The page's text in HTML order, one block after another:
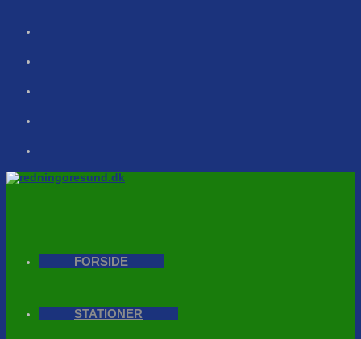
FORSIDE
STATIONER